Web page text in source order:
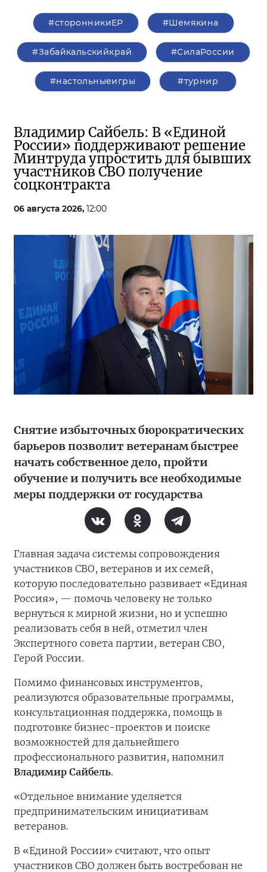
#сторонникиЕР #Шемякина
#Забайкальскийкрай #СилаРоссии
#настольныеигры #турнир
Владимир Сайбель: В «Единой
России» поддерживают решение
Минтруда упростить для бывших
участников СВО получение
соцконтракта
06 августа 2026, 12:00
Снятие избыточных бюрократических
барьеров позволит ветеранам быстрее
начать собственное дело, пройти
обучение и получить все необходимые
меры поддержки от государства
Главная задача системы сопровождения
участников СВО, ветеранов и их семей,
которую последовательно развивает «Единая
Россия», — помочь человеку не только
вернуться к мирной жизни, но и успешно
реализовать себя в ней, отметил член
Экспертного совета партии, ветеран СВО,
Герой России.
Помимо финансовых инструментов,
реализуются образовательные программы,
консультационная поддержка, помощь в
подготовке бизнес-проектов и поиске
возможностей для дальнейшего
профессионального развития, напомнил
Владимир Сайбель.
«Отдельное внимание уделяется
предпринимательским инициативам
ветеранов.
В «Единой России» считают, что опыт
участников СВО должен быть востребован не